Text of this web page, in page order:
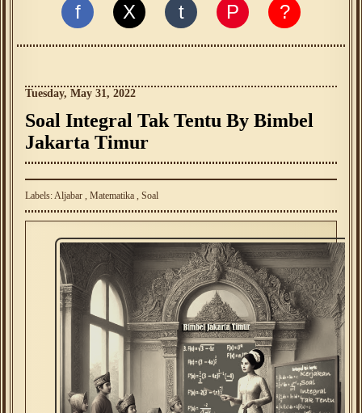
f X t P ?
Tuesday, May 31, 2022
Soal Integral Tak Tentu By Bimbel
Jakarta Timur
Labels:Aljabar , Matematika , Soal